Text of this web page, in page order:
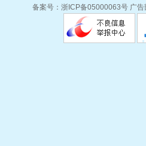
备案号：浙ICP备05000063号 广